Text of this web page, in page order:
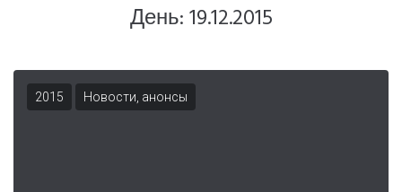
День:19.12.2015
2015 Новости, анонсы